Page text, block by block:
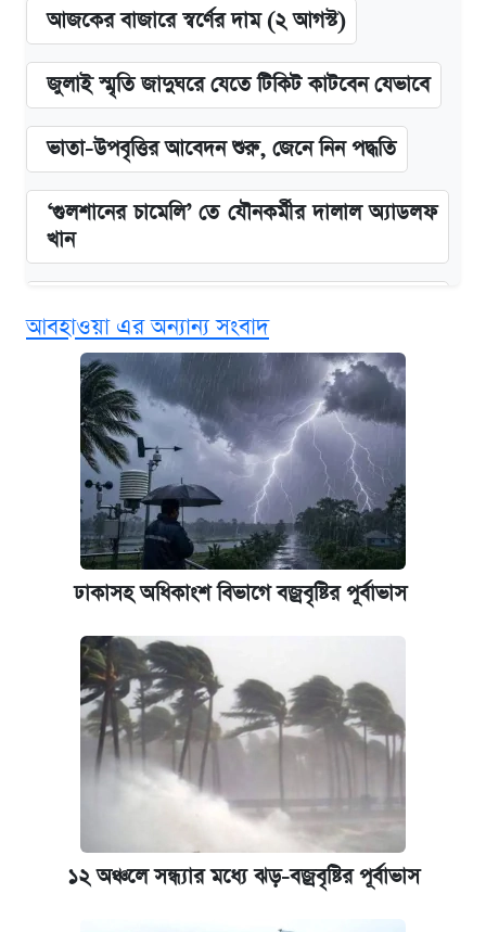
আজকের বাজারে স্বর্ণের দাম (২ আগস্ট)
জুলাই স্মৃতি জাদুঘরে যেতে টিকিট কাটবেন যেভাবে
ভাতা-উপবৃত্তির আবেদন শুরু, জেনে নিন পদ্ধতি
‘গুলশানের চামেলি’ তে যৌনকর্মীর দালাল অ্যাডলফ
খান
দাম ও ফিচার
কবে শুরু হচ্ছে ঢাবির ভর্তি আবেদন, জানাল কর্তৃপক্ষ
নবম জাতীয় পে-স্কেল নিয়ে সর্বশেষ যা জানা গেল
আজকের বাজারে স্বর্ণ-রুপার দাম (৫ আগস্ট)
আজকের বাজারে স্বর্ণের দাম (৪ আগস্ট)
কবে হবে মেডিকেল ভর্তি পরীক্ষা, জানা গেল যা
পাঁচ দপ্তরে নতুন সচিব নিয়োগ দিল সরকার
রাষ্ট্রবিরোধী কর্মকাণ্ড: ঢাবির কয়েকজন শিক্ষকের
আজকের বাজারে স্বর্ণের দাম (৬ আগস্ট)
আবহাওয়া এর অন্যান্য সংবাদ
ঢাকাসহ অধিকাংশ বিভাগে বজ্রবৃষ্টির পূর্বাভাস
১২ অঞ্চলে সন্ধ্যার মধ্যে ঝড়-বজ্রবৃষ্টির পূর্বাভাস